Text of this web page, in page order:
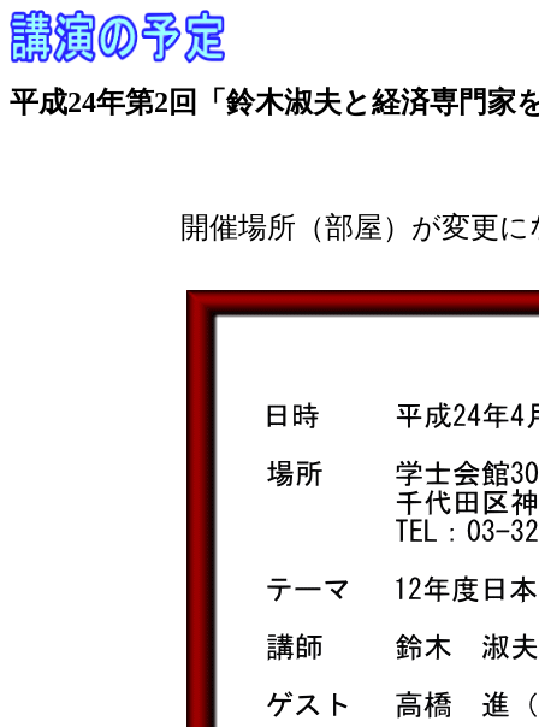
平成24年第2回「鈴木淑夫と経済専門家
開催場所（部屋）が変更